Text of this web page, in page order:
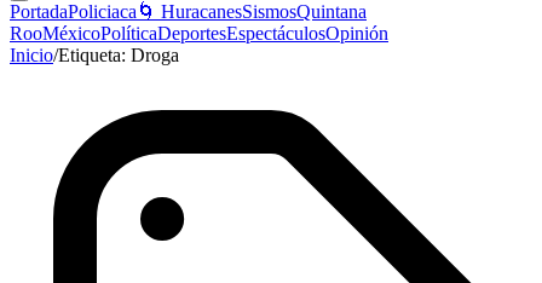
PortadaPoliciaca 🌀 HuracanesSismosQuintana
RooMéxicoPolíticaDeportesEspectáculosOpinión
Inicio/Etiqueta: Droga